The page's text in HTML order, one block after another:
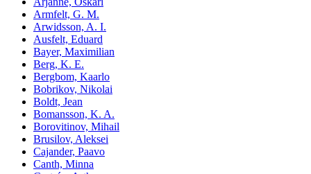
Armfelt, G. M.
Arwidsson, A. I.
Ausfelt, Eduard
Bayer, Maximilian
Berg, K. E.
Bergbom, Kaarlo
Bobrikov, Nikolai
Boldt, Jean
Bomansson, K. A.
Borovitinov, Mihail
Brusilov, Aleksei
Cajander, Paavo
Canth, Minna